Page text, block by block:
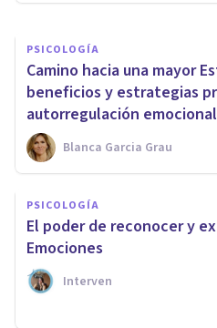
PSICOLOGÍA
Camino hacia una mayor
beneficios y estrategias
autorregulación emocional
Blanca Garcia Grau
PSICOLOGÍA
El poder de reconocer y
Emociones
Interven